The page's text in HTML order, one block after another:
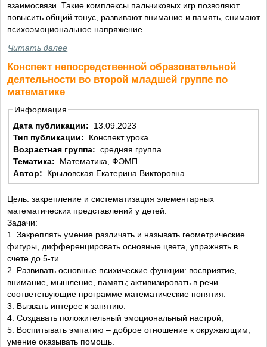
взаимосвязи. Такие комплексы пальчиковых игр позволяют
повысить общий тонус, развивают внимание и память, снимают
психоэмоциональное напряжение.
Читать далее
Конспект непосредственной образовательной
деятельности во второй младшей группе по
математике
Информация
Дата публикации:
13.09.2023
Тип публикации:
Конспект урока
Возрастная группа: средняя группа
Тематика:
Математика, ФЭМП
Автор:
Крыловская Екатерина Викторовна
Цель: закрепление и систематизация элементарных
математических представлений у детей.
Задачи:
1. Закреплять умение различать и называть геометрические
фигуры, дифференцировать основные цвета, упражнять в
счете до 5-ти.
2. Развивать основные психические функции: восприятие,
внимание, мышление, память; активизировать в речи
соответствующие программе математические понятия.
3. Вызвать интерес к занятию.
4. Создавать положительный эмоциональный настрой,
5. Воспитывать эмпатию – доброе отношение к окружающим,
умение оказывать помощь.